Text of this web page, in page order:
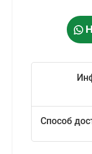
Способ